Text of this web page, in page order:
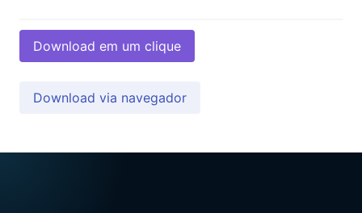
Download em um clique
Download via navegador